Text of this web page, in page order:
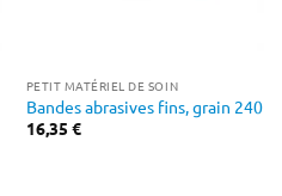
PETIT MATÉRIEL DE SOIN
Bandes abrasives fins, grain 240
16,35 €